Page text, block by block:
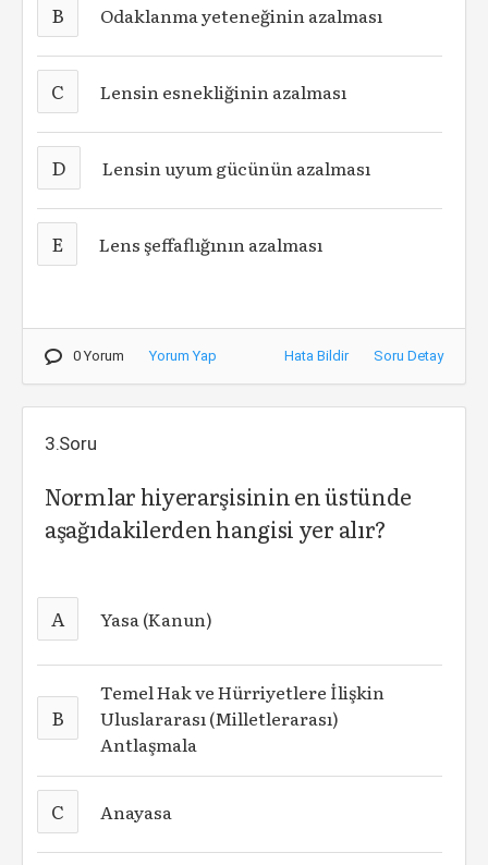
B Odaklanma yeteneğinin azalması
C Lensin esnekliğinin azalması
D Lensin uyum gücünün azalması
E Lens şeffaflığının azalması
0 Yorum Yorum Yap Hata Bildir Soru Detay
3.Soru
Normlar hiyerarşisinin en üstünde
aşağıdakilerden hangisi yer alır?
A Yasa (Kanun)
B
Temel Hak ve Hürriyetlere İlişkin
Uluslararası (Milletlerarası)
Antlaşmala
C Anayasa